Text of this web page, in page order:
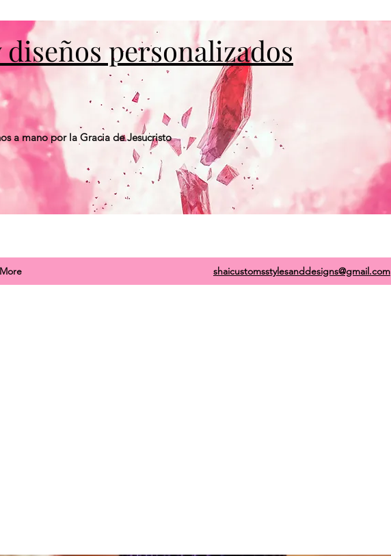
diseños personalizados
a mano por la Gracia de Jesucristo
More shaicustomsstylesanddesigns@gmail.com